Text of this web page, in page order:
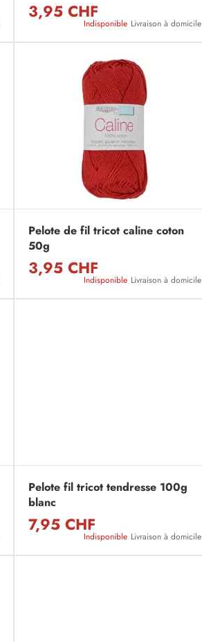
3,95 CHF
Indisponible Livraison à domicile
Pelote de fil tricot caline coton
50g
3,95 CHF
Indisponible Livraison à domicile
Pelote fil tricot tendresse 100g
blanc
7,95 CHF
Indisponible Livraison à domicile